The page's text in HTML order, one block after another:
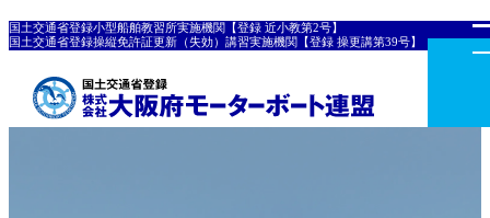
国土交通省登録小型船舶教習所実施機関【登録 近小教第2号】
国土交通省登録操縦免許証更新（失効）講習実施機関【登録 操更講第39号】